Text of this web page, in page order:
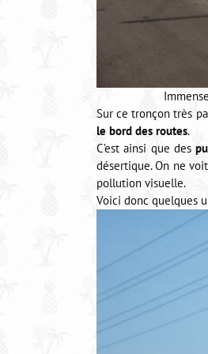
Sur ce tronçon très
le bord des routes.
C’est ainsi que des
désertique. On ne
pollution visuelle.
Voici donc quelques